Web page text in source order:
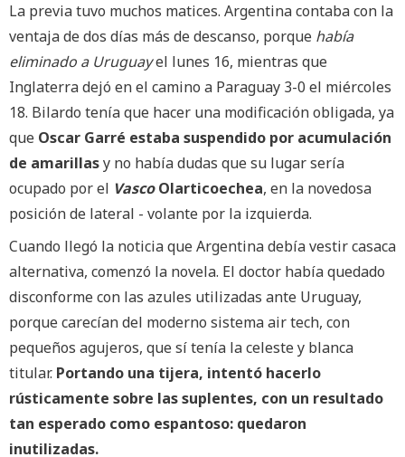
La previa tuvo muchos matices. Argentina contaba con la
ventaja de dos días más de descanso, porque había
eliminado a Uruguayel lunes 16, mientras que
Inglaterra dejó en el camino a Paraguay 3-0 el miércoles
18. Bilardo tenía que hacer una modificación obligada, ya
que Oscar Garré estaba suspendido por acumulación
de amarillasy no había dudas que su lugar sería
ocupado por el VascoOlarticoechea, en la novedosa
posición de lateral - volante por la izquierda.
Cuando llegó la noticia que Argentina debía vestir casaca
alternativa, comenzó la novela. El doctor había quedado
disconforme con las azules utilizadas ante Uruguay,
porque carecían del moderno sistema air tech, con
pequeños agujeros, que sí tenía la celeste y blanca
titular. Portando una tijera, intentó hacerlo
rústicamente sobre las suplentes, con un resultado
tan esperado como espantoso: quedaron
inutilizadas.